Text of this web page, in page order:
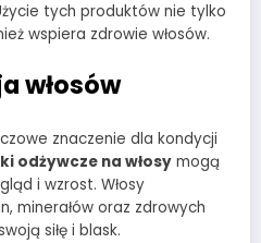
tych produktów nie tylko
wspiera zdrowie włosów.
włosów
znaczenie dla kondycji
odżywcze na włosy mogą
i wzrost. Włosy
minerałów oraz zdrowych
siłę i blask.